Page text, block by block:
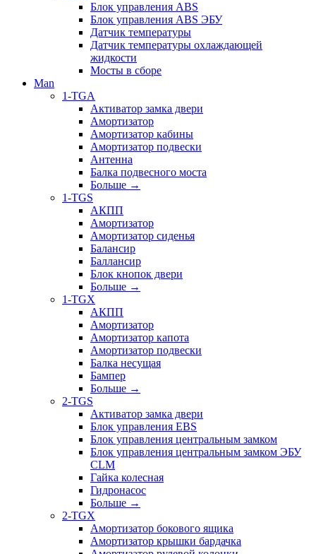
Блок управления ABS
Блок управления ABS ЭБУ
Датчик температуры
Датчик температуры охлаждающей
жидкости
Мосты в сборе
Man
1-TGA
Активатор замка двери
Амортизатор
Амортизатор кабины
Амортизатор подвески
Антенна
Балка подвесного моста
Больше →
1-TGS
АКПП
Амортизатор
Амортизатор сиденья
Балансир
Баллансир
Блок кнопок двери
Больше →
1-TGX
АКПП
Амортизатор
Амортизатор капота
Амортизатор подвески
Балка несущая
Бампер
Больше →
2-TGS
Активатор замка двери
Блок управления EBS
Блок управления центральным замком
Блок управления центральным замком ЭБУ
CLM
Гайка колесная
Гидронасос
Больше →
2-TGX
Амортизатор бокового ящика
Амортизатор крышки бардачка